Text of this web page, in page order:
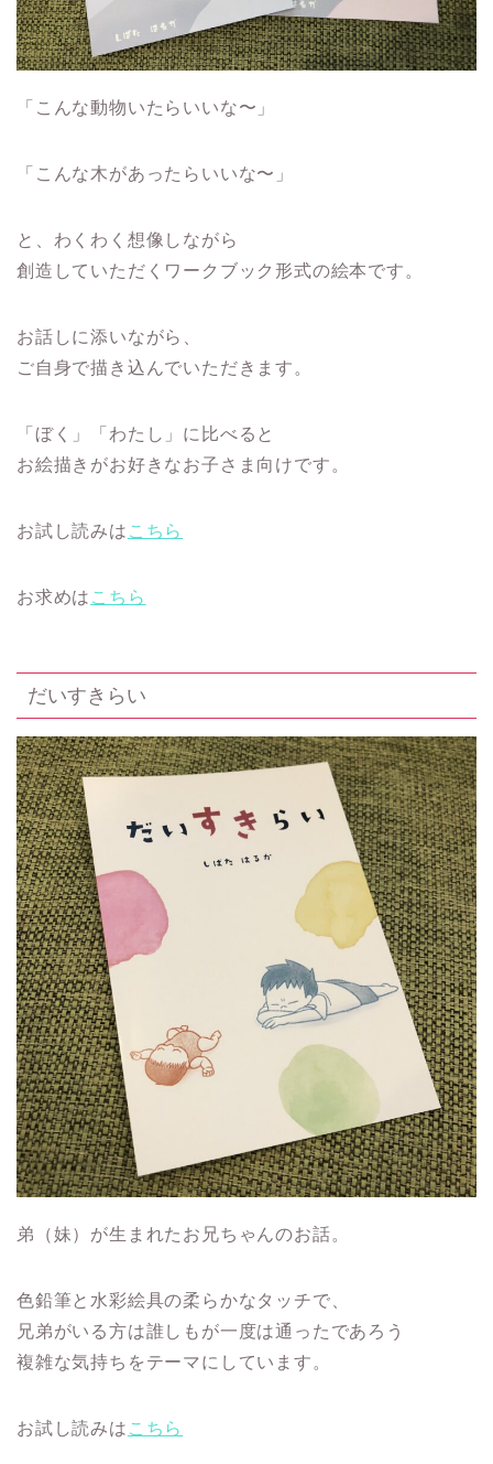
「こんな動物いたらいいな〜」
「こんな木があったらいいな〜」
と、わくわく想像しながら
創造していただくワークブック形式の絵本です。
お話しに添いながら、
ご自身で描き込んでいただきます。
「ぼく」「わたし」に比べると
お絵描きがお好きなお子さま向けです。
お試し読みは こちら
お求めは こちら
だいすきらい
弟（妹）が生まれたお兄ちゃんのお話。
色鉛筆と水彩絵具の柔らかなタッチで、
兄弟がいる方は誰しもが一度は通ったであろう
複雑な気持ちをテーマにしています。
お試し読みは こちら